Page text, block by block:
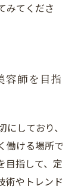
みてくださ
容師を目指
しており、
働ける場所で
目指して、定
術やトレンド